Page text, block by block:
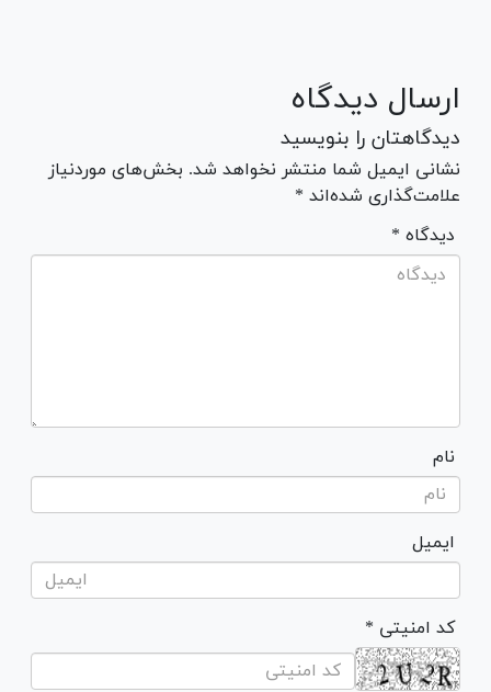
ارسال دیدگاه
دیدگاهتان را بنویسید
نشانی ایمیل شما منتشر نخواهد شد. بخش‌های موردنیاز
علامت‌گذاری شده‌اند *
* دیدگاه
نام
ایمیل
* کد امنیتی